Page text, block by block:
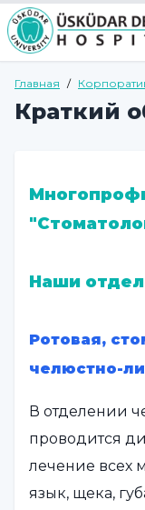
Главная /
Краткий
Наши
Ротовая,
челюстно-
В отделении
проводится
лечение всех
язык, щека,